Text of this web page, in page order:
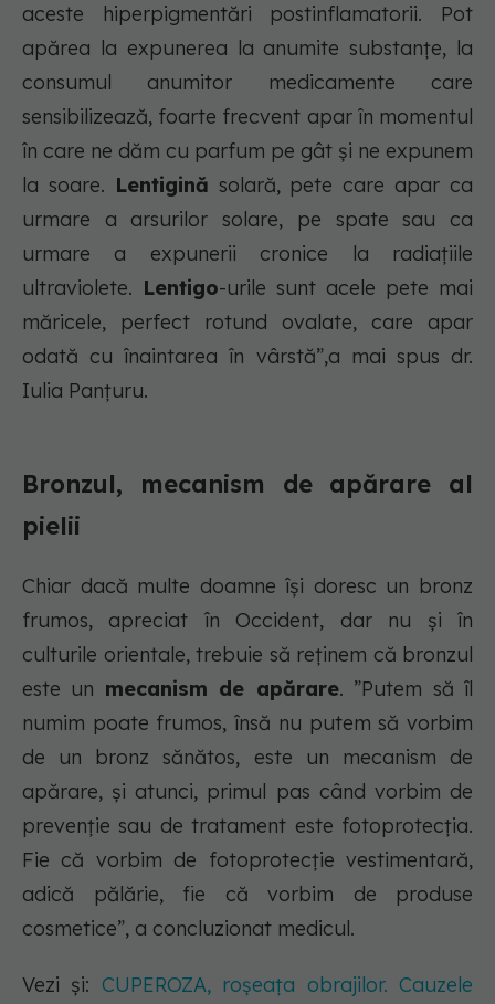
aceste hiperpigmentări postinflamatorii. Pot
apărea la expunerea la anumite substanțe, la
consumul anumitor medicamente care
sensibilizează, foarte frecvent apar în momentul
în care ne dăm cu parfum pe gât și ne expunem
la soare. Lentigină solară, pete care apar ca
urmare a arsurilor solare, pe spate sau ca
urmare a expunerii cronice la radiațiile
ultraviolete. Lentigo-urile sunt acele pete mai
măricele, perfect rotund ovalate, care apar
odată cu înaintarea în vârstă”,a mai spus dr.
Iulia Panțuru.
Bronzul, mecanism de apărare al
pielii
Chiar dacă multe doamne își doresc un bronz
frumos, apreciat în Occident, dar nu și în
culturile orientale, trebuie să reținem că bronzul
este un mecanism de apărare. ”Putem să îl
numim poate frumos, însă nu putem să vorbim
de un bronz sănătos, este un mecanism de
apărare, și atunci, primul pas când vorbim de
prevenție sau de tratament este fotoprotecția.
Fie că vorbim de fotoprotecție vestimentară,
adică pălărie, fie că vorbim de produse
cosmetice”, a concluzionat medicul.
Vezi și: CUPEROZA, roșeața obrajilor. Cauzele